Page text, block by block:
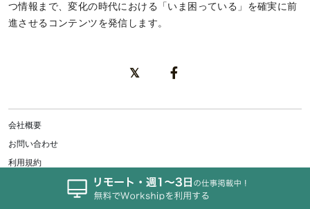
つ情報まで、変化の時代における「いま困っている」を確実に前
進させるコンテンツを発信します。
会社概要
お問い合わせ
利用規約
個人情報保護方針
特定商取引法に基づく表記